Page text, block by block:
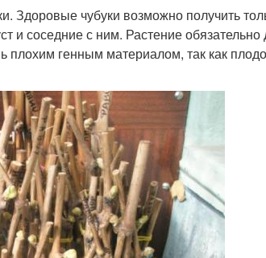
Здоровые чубуки возможно получить
и соседние с ним. Растение
плохим генным материалом, так как